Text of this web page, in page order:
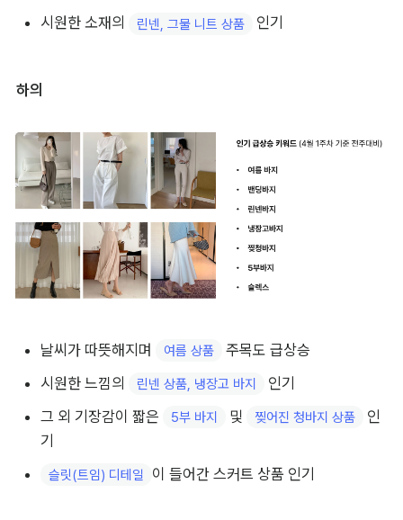
시원한 소재의
린넨, 그물 니트 상품 인기
하의
날씨가 따뜻해지며 여름 상품
주목도 급상승
시원한 느낌의
린넨 상품, 냉장고 바지
인기
그 외 기장감이 짧은
5부 바지 및 찢어진 청바지 상품
인
기
슬릿(트임) 디테일 이 들어간 스커트 상품 인기